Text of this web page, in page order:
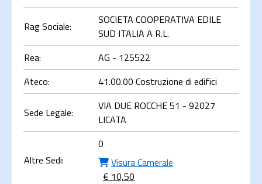
Rag Sociale:
SOCIETA COOPERATIVA EDILE
SUD ITALIA A R.L.
Rea:
AG - 125522
Ateco:
41.00.00 Costruzione di edifici
Sede Legale:
VIA DUE ROCCHE 51 - 92027
LICATA
Altre Sedi:
0
Visura Camerale
€ 10,50